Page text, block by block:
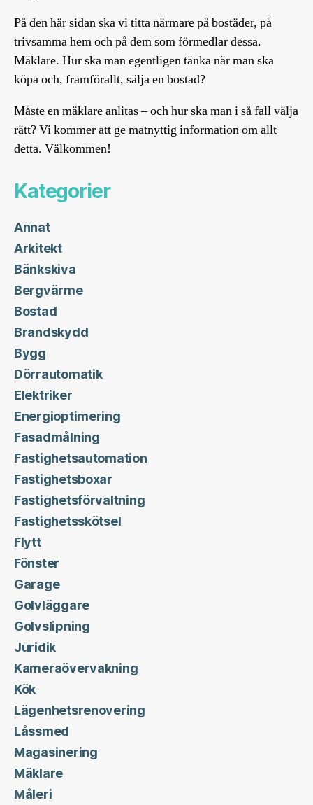
På den här sidan ska vi titta närmare på bostäder, på
trivsamma hem och på dem som förmedlar dessa.
Mäklare. Hur ska man egentligen tänka när man ska
köpa och, framförallt, sälja en bostad?
Måste en mäklare anlitas – och hur ska man i så fall välja
rätt? Vi kommer att ge matnyttig information om allt
detta. Välkommen!
Kategorier
Annat
Arkitekt
Bänkskiva
Bergvärme
Bostad
Brandskydd
Bygg
Dörrautomatik
Elektriker
Energioptimering
Fasadmålning
Fastighetsautomation
Fastighetsboxar
Fastighetsförvaltning
Fastighetsskötsel
Flytt
Fönster
Garage
Golvläggare
Golvslipning
Juridik
Kameraövervakning
Kök
Lägenhetsrenovering
Låssmed
Magasinering
Mäklare
Måleri